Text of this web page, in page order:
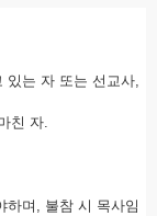
있는 자 또는 선교사,
친 자.
하며 , 불참 시 목사임